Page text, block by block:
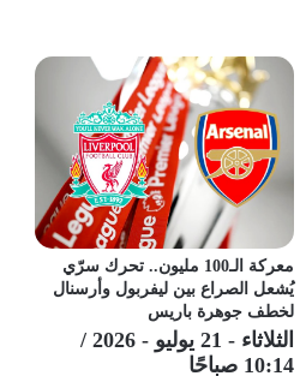
معركة الـ100 مليون.. تحرك سرّي
يُشعل الصراع بين ليفربول وأرسنال
لخطف جوهرة باريس
الثلاثاء - 21 يوليو - 2026 /
10:14 صباحًا